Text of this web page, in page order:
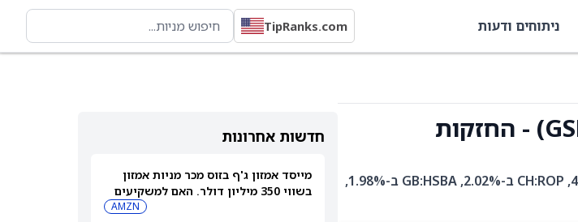
ניתוחים ודעות TipRanks.com
GSEU היא קרן סל עם 347 אחזקות. בין האחזקות המובילות: NL:ASML ב-4.09%, CH:ROP ב-2.02%, GB:HSBA ב-1.98%,
חדשות אחרונות
מייסד אמזון ג'ף בזוס מכר מניות אמזון
בשווי 350 מיליון דולר. האם למשקיעים
AMZN